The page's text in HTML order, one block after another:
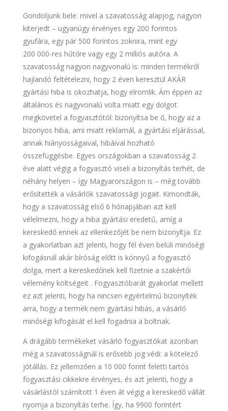
Gondoljunk bele: mivel a szavatosság alapjog, nagyon
kiterjedt – ugyanúgy érvényes egy 200 forintos
gyufára, egy pár 500 forintos zoknira, mint egy
200 000-res hűtőre vagy egy 2 milliós autóra. A
szavatosság nagyon nagyvonalú is: minden termékről
hajlandó feltételezni, hogy 2 éven keresztül AKÁR
gyártási hiba is okozhatja, hogy elromlik. Ám éppen az
általános és nagyvonalú volta miatt egy dolgot
megkövetel a fogyasztótól: bizonyítsa be ő, hogy az a
bizonyos hiba, ami miatt reklamál, a gyártási eljárással,
annak hiányosságaival, hibáival hozható
összefüggésbe. Egyes országokban a szavatosság 2
éve alatt végig a fogyasztó viseli a bizonyítás terhét, de
néhány helyen – így Magyarországon is – még tovább
erősítették a vásárlók szavatossági jogait. Kimondták,
hogy a szavatosság első 6 hónapjában azt kell
vélelmezni, hogy a hiba gyártási eredetű, amíg a
kereskedő ennek az ellenkezőjét be nem bizonyítja. Ez
a gyakorlatban azt jelenti, hogy fél éven belüli minőségi
kifogásnál akár bíróság előtt is könnyű a fogyasztó
dolga, mert a kereskedőnek kell fizetnie a szakértői
vélemény költségeit . Fogyasztóbarát gyakorlat mellett
ez azt jelenti, hogy ha nincsen egyértelmű bizonyíték
arra, hogy a termék nem gyártási hibás, a vásárló
minőségi kifogását el kell fogadnia a boltnak.
A drágább termékeket vásárló fogyasztókat azonban
még a szavatosságnál is erősebb jog védi: a kötelező
jótállás. Ez jellemzően a 10 000 forint feletti tartós
fogyasztási cikkekre érvényes, és azt jelenti, hogy a
vásárlástól számított 1 éven át végig a kereskedő vállát
nyomja a bizonyítás terhe. Így, ha 9900 forintért